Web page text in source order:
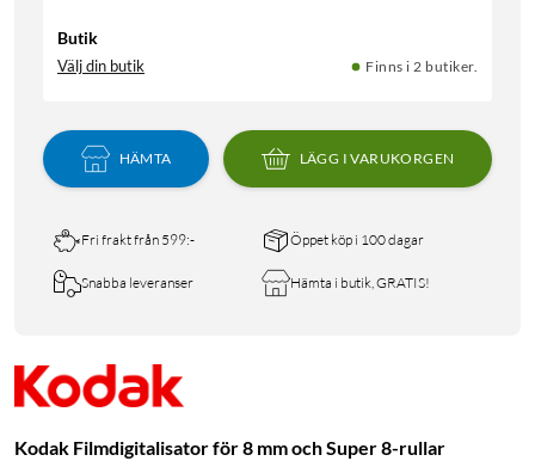
Butik
Välj din butik Finns i 2 butiker.
HÄMTA LÄGG I VARUKORGEN
Fri frakt från 599:- Öppet köp i 100 dagar
Snabba leveranser Hämta i butik, GRATIS!
Kodak Filmdigitalisator för 8 mm och Super 8-rullar